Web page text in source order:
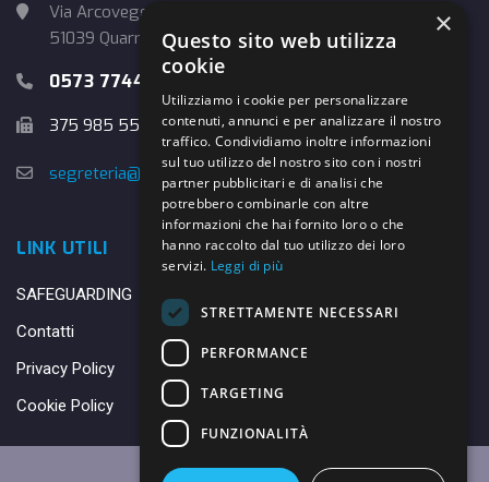
Via Arcoveggio, 4
51039 Quarrata (PT)
0573 774457
375 985 5526
segreteria@danybasket.it
LINK UTILI
SAFEGUARDING
Contatti
Privacy Policy
Cookie Policy
×
Questo sito web utilizza
cookie
Utilizziamo i cookie per personalizzare
contenuti, annunci e per analizzare il nostro
traffico. Condividiamo inoltre informazioni
sul tuo utilizzo del nostro sito con i nostri
partner pubblicitari e di analisi che
potrebbero combinarle con altre
informazioni che hai fornito loro o che
hanno raccolto dal tuo utilizzo dei loro
servizi. Leggi di più
STRETTAMENTE NECESSARI
PERFORMANCE
TARGETING
FUNZIONALITÀ